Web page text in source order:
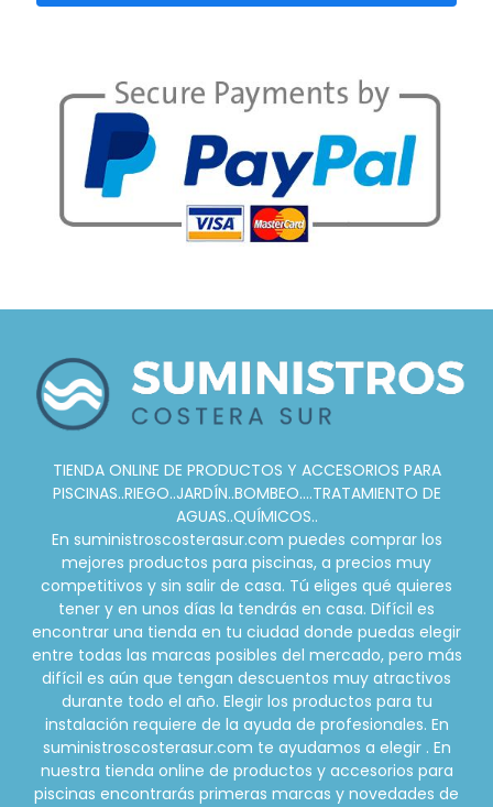
TIENDA ONLINE DE PRODUCTOS Y ACCESORIOS PARA
PISCINAS..RIEGO..JARDÍN..BOMBEO....TRATAMIENTO DE
AGUAS..QUÍMICOS..
En suministroscosterasur.com puedes comprar los
mejores productos para piscinas, a precios muy
competitivos y sin salir de casa. Tú eliges qué quieres
tener y en unos días la tendrás en casa. Difícil es
encontrar una tienda en tu ciudad donde puedas elegir
entre todas las marcas posibles del mercado, pero más
difícil es aún que tengan descuentos muy atractivos
durante todo el año. Elegir los productos para tu
instalación requiere de la ayuda de profesionales. En
suministroscosterasur.com te ayudamos a elegir . En
nuestra tienda online de productos y accesorios para
piscinas encontrarás primeras marcas y novedades de